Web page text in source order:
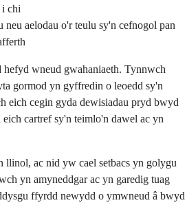
i chi
aelodau o'r teulu sy'n cefnogol pan
wneud gwahaniaeth. Tynnwch
gormod yn gyffredin o leoedd sy'n
eich cegin gyda dewisiadau pryd bwyd
cartref sy'n teimlo'n dawel ac yn
ac nid yw cael setbacs yn golygu
yn amyneddgar ac yn garedig tuag
ffyrdd newydd o ymwneud â bwyd